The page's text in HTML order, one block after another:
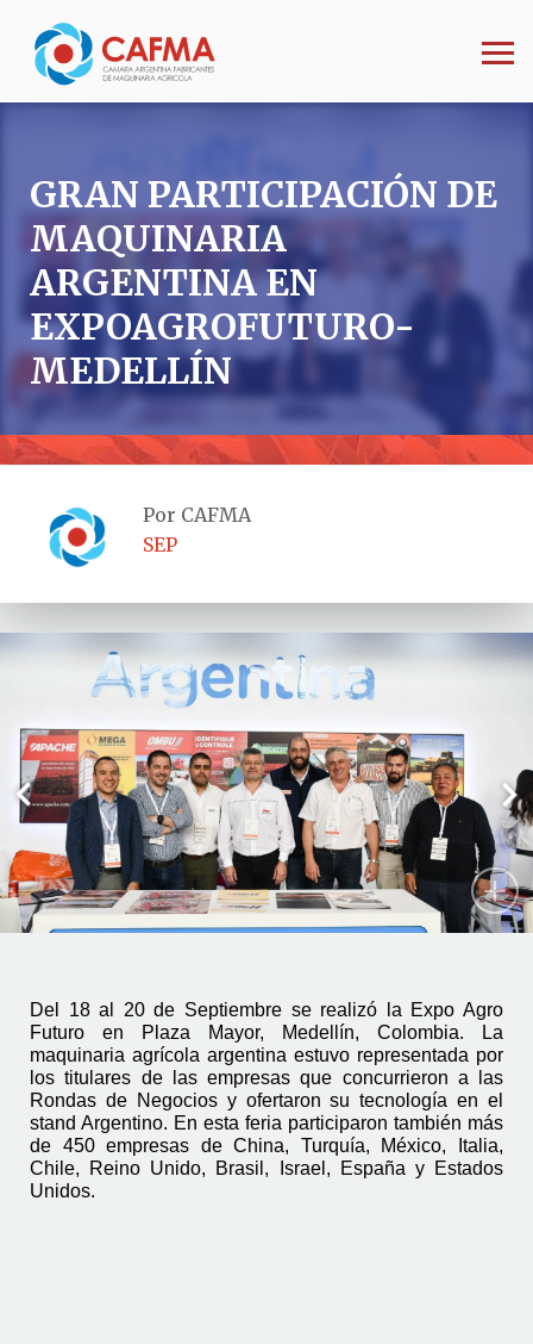
GRAN PARTICIPACIÓN DE
MAQUINARIA
ARGENTINA EN
EXPOAGROFUTURO-
MEDELLÍN
Por CAFMA
SEP
Previous Next
Del 18 al 20 de Septiembre se realizó la Expo Agro
Futuro en Plaza Mayor, Medellín, Colombia. La
maquinaria agrícola argentina estuvo representada por
los titulares de las empresas que concurrieron a las
Rondas de Negocios y ofertaron su tecnología en el
stand Argentino. En esta feria participaron también más
de 450 empresas de China, Turquía, México, Italia,
Chile, Reino Unido, Brasil, Israel, España y Estados
Unidos.